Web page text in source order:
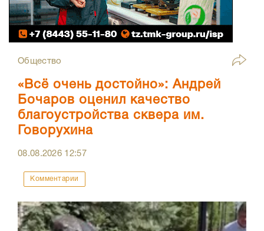
Общество
«Всё очень достойно»: Андрей
Бочаров оценил качество
благоустройства сквера им.
Говорухина
08.08.2026 12:57
Комментарии